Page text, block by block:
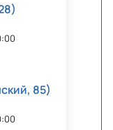
85)